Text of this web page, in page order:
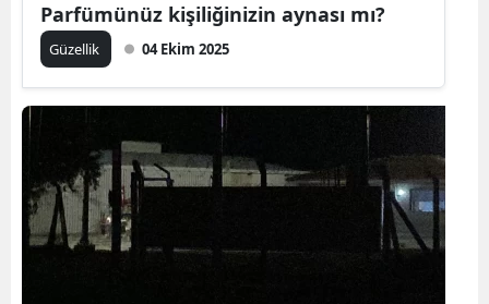
Parfümünüz kişiliğinizin aynası mı?
Güzellik 04 Ekim 2025